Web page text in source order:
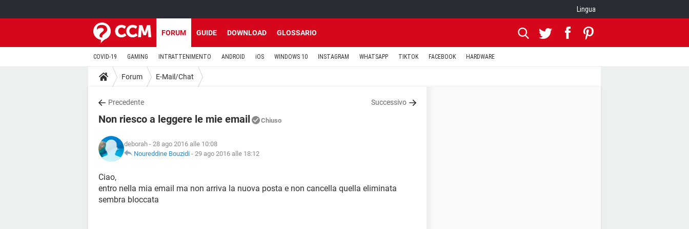
Lingua
FORUM GUIDE DOWNLOAD GLOSSARIO
COVID-19 GAMING INTRATTENIMENTO ANDROID iOS WINDOWS 10 INSTAGRAM WHATSAPP TIKTOK FACEBOOK HARDWARE
Forum E-Mail/Chat
Precedente Successivo
Non riesco a leggere le mie email Chiuso
deborah - 28 ago 2016 alle 10:08
Noureddine Bouzidi - 29 ago 2016 alle 18:12
Ciao,
entro nella mia email ma non arriva la nuova posta e non cancella quella eliminata
sembra bloccata